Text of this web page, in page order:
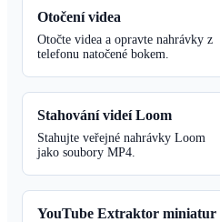
Otočení videa
Otočte videa a opravte nahrávky z
telefonu natočené bokem.
Stahování videí Loom
Stahujte veřejné nahrávky Loom
jako soubory MP4.
YouTube Extraktor miniatur